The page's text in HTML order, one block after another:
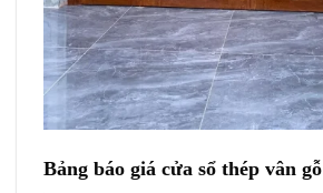
Bảng báo giá cửa sổ thép vân gỗ